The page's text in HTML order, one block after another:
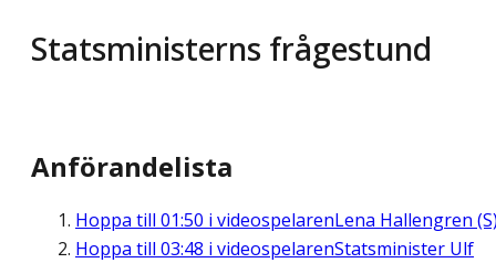
Statsministerns frågestund
Anförandelista
Hoppa till 01:50 i videospelarenLena Hallengren
Hoppa till 03:48 i videospelarenStatsminister Ulf